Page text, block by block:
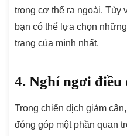
trong cơ thể ra ngoài. Tùy
bạn có thể lựa chọn
trạng của mình nhất.
4. Nghỉ ngơi điều
Trong chiến dịch giảm
đóng góp một phần quan